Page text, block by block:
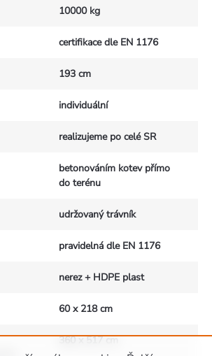
10000 kg
certifikace dle EN 1176
193 cm
individuální
realizujeme po celé SR
betonováním kotev přímo
do terénu
udržovaný trávník
pravidelná dle EN 1176
nerez + HDPE plast
60 x 218 cm
360 x 517 cm